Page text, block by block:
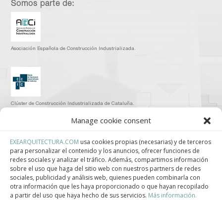
Manage cookie consent
EXEARQUITECTURA.COM usa cookies propias (necesarias) y de terceros
para personalizar el contenido y los anuncios, ofrecer funciones de
redes sociales y analizar el tráfico. Además, compartimos información
sobre el uso que haga del sitio web con nuestros partners de redes
sociales, publicidad y análisis web, quienes pueden combinarla con
otra información que les haya proporcionado o que hayan recopilado
a partir del uso que haya hecho de sus servicios. Más información.
Somos parte de:
Asociación Española de Construcción Industrializada.
Clúster de Construcción Industrializada de Cataluña.
Centro de Innovación Tecnológica en Bioconstrucción y Paisajismo.
Contact